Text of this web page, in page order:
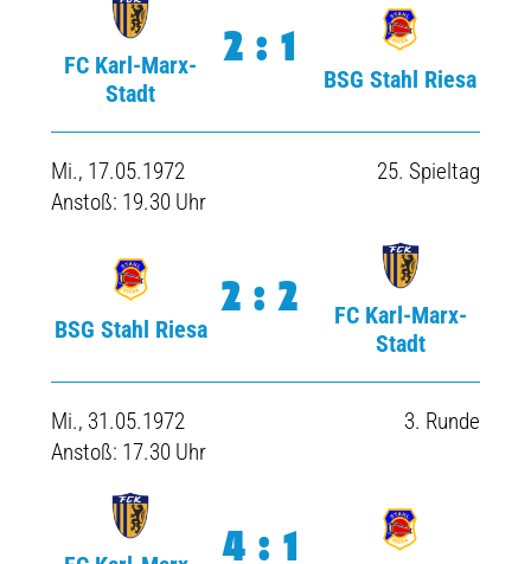
FC Karl-Marx-
Stadt
2:1
BSG Stahl Riesa
Mi., 17.05.1972
Anstoß: 19.30 Uhr
25. Spieltag
BSG Stahl Riesa
2:2
FC Karl-Marx-
Stadt
Mi., 31.05.1972
Anstoß: 17.30 Uhr
3. Runde
4:1